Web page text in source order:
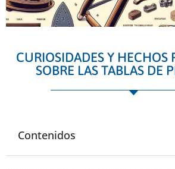
CURIOSIDADES Y HECHOS
SOBRE LAS TABLAS DE
Contenidos